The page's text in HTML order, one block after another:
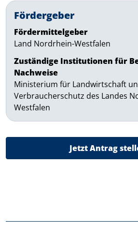
Fördergeber
Fördermittelgeber
Land Nordrhein-Westfalen
Zuständige Institutionen für
Nachweise
Ministerium für Landwirtschaft
Verbraucherschutz des Landes
Westfalen
Jetzt Antrag